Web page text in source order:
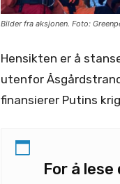
Bilder fra aksjonen. Foto:
Hensikten er å
utenfor
finansierer Putins
For å